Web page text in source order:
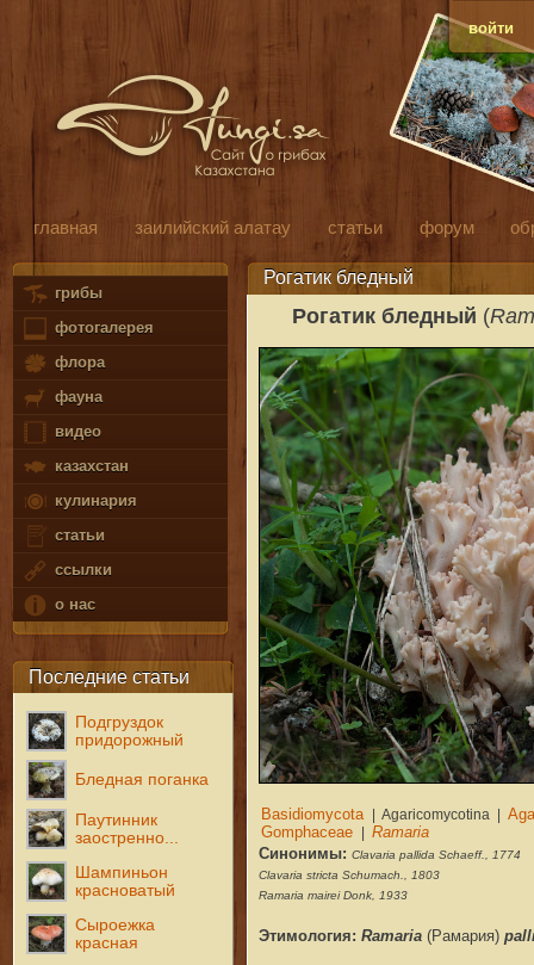
войти
главная заилийский алатау статьи форум
грибы
фотогалерея
флора
фауна
видео
казахстан
кулинария
статьи
ссылки
о нас
Последние статьи
Подгруздок
придорожный
Бледная поганка
Паутинник
заостренно...
Шампиньон
красноватый
Сыроежка
красная
Рогатик бледный
Рогатик бледный (
Синонимы: Clavaria pallida Schaeff., 1774
Clavaria stricta Schumach., 1803
Ramaria mairei Donk, 1933
Этимология: Ramaria (Рамария)